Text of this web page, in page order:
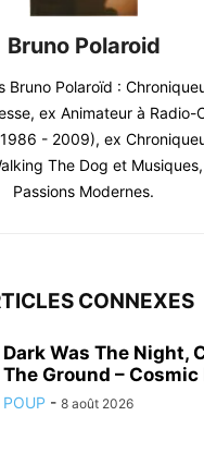
Bruno Polaroid
Bruno Polaroïd :
ex Animateur à Radio-
- 2009), ex
The Dog et
Passions Modernes.
CONNEXES
Dark Was The Night,
The Ground – Cosmic
POUP - 8 août 2026